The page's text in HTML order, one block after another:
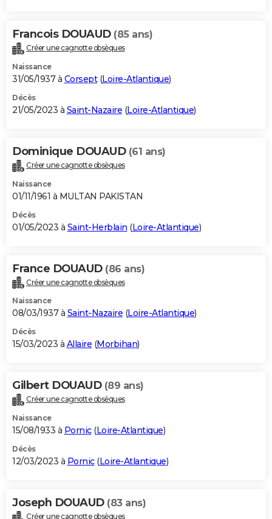
Francois DOUAUD (85 ans)
Créer une cagnotte obsèques
Naissance
31/05/1937 à Corsept(Loire-Atlantique)
Décès
21/05/2023 à Saint-Nazaire (Loire-Atlantique)
Dominique DOUAUD (61 ans)
Créer une cagnotte obsèques
Naissance
01/11/1961 à MULTAN PAKISTAN
Décès
01/05/2023 à Saint-Herblain (Loire-Atlantique)
France DOUAUD (86 ans)
Créer une cagnotte obsèques
Naissance
08/03/1937 à Saint-Nazaire (Loire-Atlantique)
Décès
15/03/2023 à Allaire (Morbihan)
Gilbert DOUAUD (89 ans)
Créer une cagnotte obsèques
Naissance
15/08/1933 à Pornic(Loire-Atlantique)
Décès
12/03/2023 à Pornic(Loire-Atlantique)
Joseph DOUAUD (83 ans)
Créer une cagnotte obsèques